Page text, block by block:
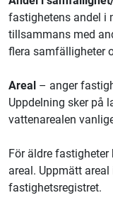
fastighetens andel i
tillsammans med
flera samfälligheter
Areal – anger
Uppdelning sker på
vattenarealen
För äldre
areal. Uppmätt
fastighetsregistret.